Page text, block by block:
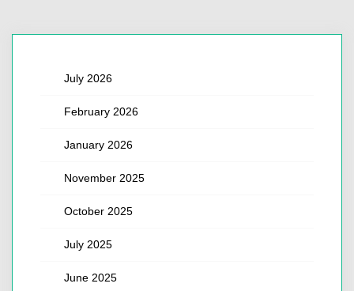
July 2026
February 2026
January 2026
November 2025
October 2025
July 2025
June 2025